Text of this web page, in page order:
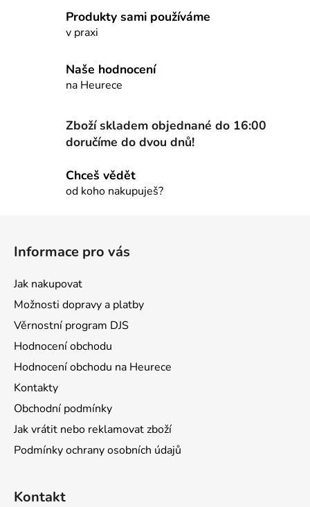
c
r
v
ý
s
n
Produkty sami používáme
v praxi
Naše hodnocení
na Heurece
Zboží skladem objednané do 16:00
doručíme do dvou dnů!
Chceš vědět
od koho nakupuješ?
Informace pro vás
Jak nakupovat
Možnosti dopravy a platby
Věrnostní program DJS
Hodnocení obchodu
Hodnocení obchodu na Heurece
Kontakty
Obchodní podmínky
Jak vrátit nebo reklamovat zboží
Podmínky ochrany osobních údajů
Kontakt